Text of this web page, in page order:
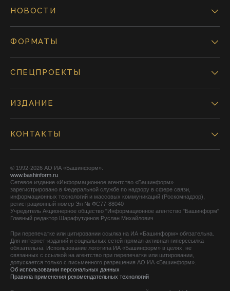
НОВОСТИ
ФОРМАТЫ
СПЕЦПРОЕКТЫ
ИЗДАНИЕ
КОНТАКТЫ
© 1992-2026 АО ИА «Башинформ».
www.bashinform.ru
Сетевое издание «Информационное агентство «Башинформ»
зарегистрировано в Федеральной службе по надзору в сфере связи,
информационных технологий и массовых коммуникаций (Роскомнадзор),
регистрационный номер Эл № ФС77-88040
Учредитель Акционерное общество "Информационное агентство "Башинформ"
Главный редактор Шарафутдинов Руслан Михайлович
При перепечатке или цитировании ссылка на ИА «Башинформ» обязательна.
Для интернет-изданий и социальных сетей прямая активная гиперссылка
обязательна. Использование логотипа ИА «Башинформ» в целях, не
связанных с ссылкой на агентство при перепечатке или цитировании,
допускается только с письменного разрешения АО ИА «Башинформ».
Об использовании персональных данных
Правила применения рекомендательных технологий